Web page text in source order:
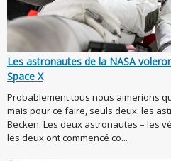
Les astronautes de la NASA
Space X
Probablement tous nous aimerions
mais pour ce faire, seuls deux: les
Becken. Les deux astronautes – les
les deux ont commencé co...